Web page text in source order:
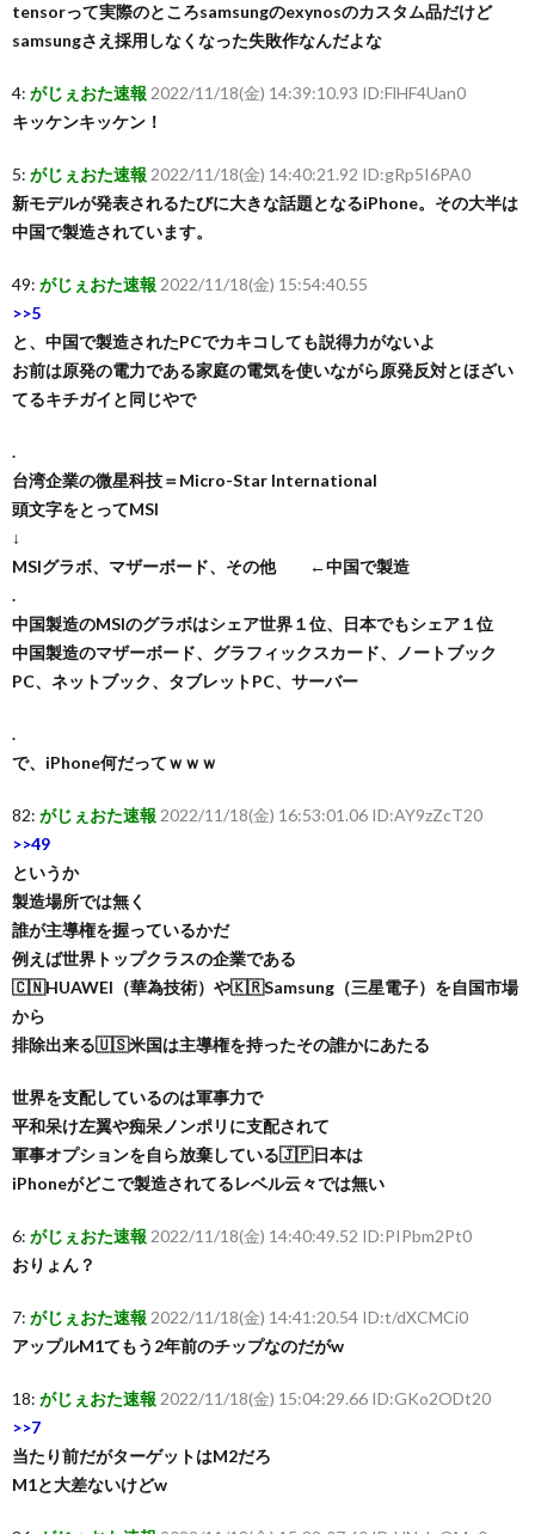
tensorって実際のところsamsungのexynosのカスタム品だけど
samsungさえ採用しなくなった失敗作なんだよな
4: がじぇおた速報 2022/11/18(金) 14:39:10.93 ID:FlHF4Uan0
キッケンキッケン！
5: がじぇおた速報 2022/11/18(金) 14:40:21.92 ID:gRp5I6PA0
新モデルが発表されるたびに大きな話題となるiPhone。その大半は
中国で製造されています。
49: がじぇおた速報 2022/11/18(金) 15:54:40.55
>>5
と、中国で製造されたPCでカキコしても説得力がないよ
お前は原発の電力である家庭の電気を使いながら原発反対とほざい
てるキチガイと同じやで
.
台湾企業の微星科技＝Micro-Star International
頭文字をとってMSI
↓
MSIグラボ、マザーボード、その他 ←中国で製造
.
中国製造のMSIのグラボはシェア世界１位、日本でもシェア１位
中国製造のマザーボード、グラフィックスカード、ノートブック
PC、ネットブック、タブレットPC、サーバー
.
で、iPhone何だってｗｗｗ
82: がじぇおた速報 2022/11/18(金) 16:53:01.06 ID:AY9zZcT20
>>49
というか
製造場所では無く
誰が主導権を握っているかだ
例えば世界トップクラスの企業である
🇨🇳HUAWEI（華為技術）や🇰🇷Samsung（三星電子）を自国市場
から
排除出来る🇺🇸米国は主導権を持ったその誰かにあたる
世界を支配しているのは軍事力で
平和呆け左翼や痴呆ノンポリに支配されて
軍事オプションを自ら放棄している🇯🇵日本は
iPhoneがどこで製造されてるレベル云々では無い
6: がじぇおた速報 2022/11/18(金) 14:40:49.52 ID:PIPbm2Pt0
おりょん？
7: がじぇおた速報 2022/11/18(金) 14:41:20.54 ID:t/dXCMCi0
アップルM1てもう2年前のチップなのだがw
18: がじぇおた速報 2022/11/18(金) 15:04:29.66 ID:GKo2ODt20
>>7
当たり前だがターゲットはM2だろ
M1と大差ないけどw